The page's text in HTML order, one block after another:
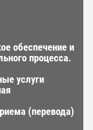
обеспечение и
процесса.
услуги
(перевода)